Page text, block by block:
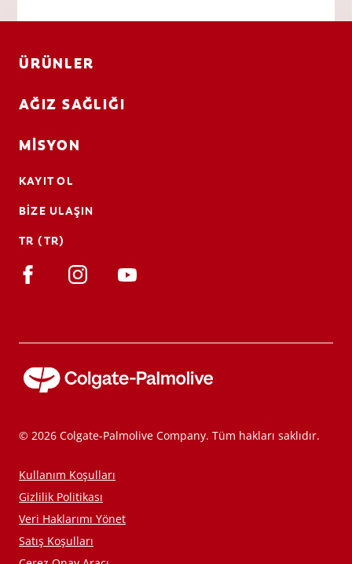
ÜRÜNLER
AĞIZ SAĞLIĞI
MISYON
KAYIT OL
BIZE ULAŞIN
TR (TR)
© 2026 Colgate-Palmolive Company. Tüm hakları saklıdır.
Kullanım Koşulları
Gizlilik Politikası
Veri Haklarımı Yönet
Satış Koşulları